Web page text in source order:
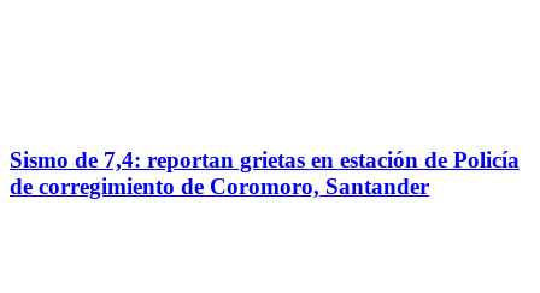
Sismo de 7,4: reportan grietas en estación de Policía
de corregimiento de Coromoro, Santander